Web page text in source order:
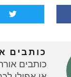
כותבים